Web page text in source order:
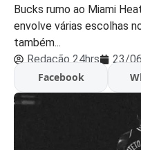
Bucks rumo ao Miami
envolve várias escolhas
também...
Redação 24hrs
23/
Facebook